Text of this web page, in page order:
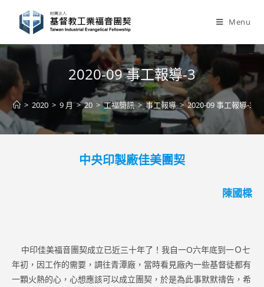
content
Menu
2020-09 事工報導-3
> 2020 > 9 月 > 20 > 工福簡訊 > 事工報導 > 2020-09 事工報導-3
中央印製廠佳美團契
陳國樑
中印佳美福音團契成立已近三十年了！我自一O六年底到一Ｏ七
年初，因工作的需要，調往青潭廠，當時看見廠內一些基督徒都有
一顆火熱的心，心想應該可以成立團契，於是為此事默默禱告，希